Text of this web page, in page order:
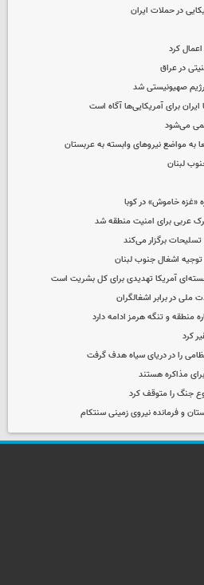
کرد
در عراق
صهیونیستی شد
برای آمریکایی‌ها آگاه است
می‌شود
مواضع نیروهای وابسته به عربستان
لبنان
«غزه‌ خاموش» در کوبا
عربی برای امنیت منطقه شد
برگزار می‌کند
اشغال جنوب لبنان
آمریکا تهدیدی برای کل بشریت است
در برابر اشغالگران
منطقه و تنگه هرمز ادامه دارد
کرد
مذاکره هستند
جنگ را متوقف کرد
و فرمانده نیروی زمینی سنتکام